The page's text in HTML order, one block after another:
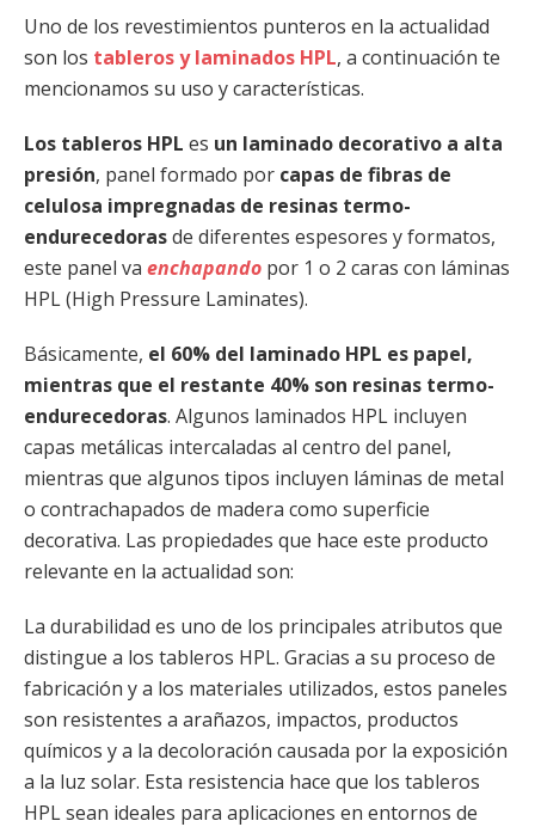
Uno de los revestimientos punteros en la actualidad
son los tableros y laminados HPL, a continuación te
mencionamos su uso y características.
Los tableros HPL es un laminado decorativo a alta
presión, panel formado por capas de fibras de
celulosa impregnadas de resinas termo-
endurecedorasde diferentes espesores y formatos,
este panel va enchapando por 1 o 2 caras con láminas
HPL (High Pressure Laminates).
Básicamente, el 60% del laminado HPL es papel,
mientras que el restante 40% son resinas termo-
endurecedoras. Algunos laminados HPL incluyen
capas metálicas intercaladas al centro del panel,
mientras que algunos tipos incluyen láminas de metal
o contrachapados de madera como superficie
decorativa. Las propiedades que hace este producto
relevante en la actualidad son:
La durabilidad es uno de los principales atributos que
distingue a los tableros HPL. Gracias a su proceso de
fabricación y a los materiales utilizados, estos paneles
son resistentes a arañazos, impactos, productos
químicos y a la decoloración causada por la exposición
a la luz solar. Esta resistencia hace que los tableros
HPL sean ideales para aplicaciones en entornos de